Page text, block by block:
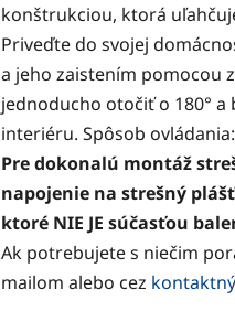
konštrukciou, ktorá
Priveďte do svojej
a jeho zaistením pomocou
jednoducho otočiť o 180° a
interiéru. Spôsob
Pre dokonalú montáž
napojenie na strešný
ktoré NIE JE súčasťou
Ak potrebujete s niečim
mailom alebo cez